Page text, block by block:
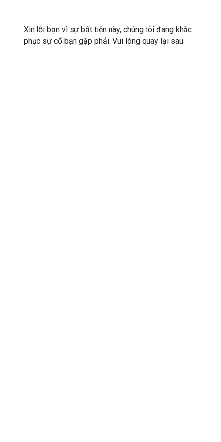
Xin lỗi bạn vì sự bất tiện này, chúng tôi đang khắc
phục sự cố bạn gặp phải. Vui lòng quay lại sau